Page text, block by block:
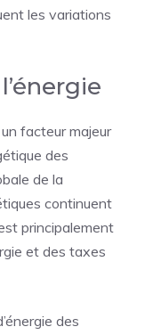
les variations
facteur majeur
des
de la
continuent
principalement
et des taxes
des